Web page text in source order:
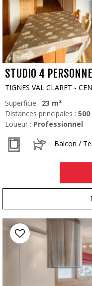
STUDIO 4
TIGNES VAL CLARET -
Superficie : 23 m²
Distances principales : 500
Loueur : Professionnel
Balcon /